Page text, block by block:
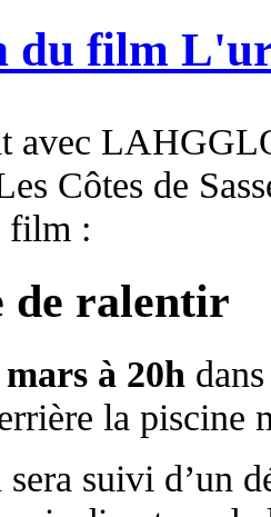
du film
avec
Côtes de
film :
de ralentir
à 20h
la piscine
suivi d’un